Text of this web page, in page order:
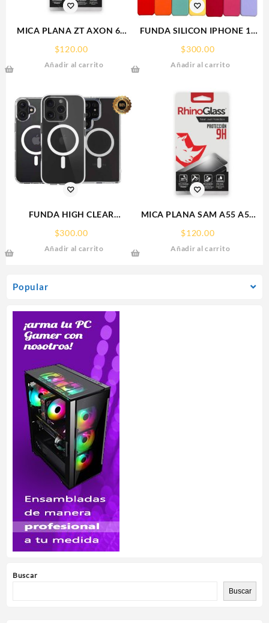
Popular
Buscar
Buscar
MICA PLANA ZT AXON 60
$120.00
Añadir al carrito
FUNDA SILICON IPHONE 13
$300.00
Añadir al carrito
FUNDA HIGH CLEAR
IPHONE 17 PRO MAX
WEKOVER
$300.00
Añadir al carrito
MICA PLANA SAM A55 A56
SAMSUNG 9H RHINOGLASS
$120.00
Añadir al carrito